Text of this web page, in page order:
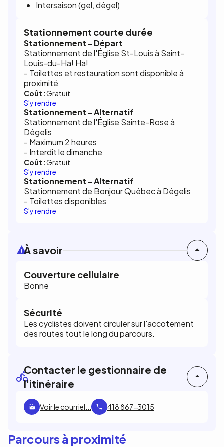
Intersaison (gel, dégel)
Stationnement courte durée
Stationnement - Départ
Stationnement de l'Église St-Louis à Saint-
Louis-du-Ha! Ha!
- Toilettes et restauration sont disponible à
proximité
Coût :Gratuit
S'y rendre
Stationnement - Alternatif
Stationnement de l'Église Sainte-Rose à
Dégelis
- Maximum 2 heures
- Interdit le dimanche
Coût :Gratuit
S'y rendre
Stationnement - Alternatif
Stationnement de Bonjour Québec à Dégelis
- Toilettes disponibles
S'y rendre
À savoir
Couverture cellulaire
Bonne
Sécurité
Les cyclistes doivent circuler sur l'accotement
des routes tout le long du parcours.
Contacter le gestionnaire de
l'itinéraire
Voir le courriel... 418 867-3015
Parcours à proximité